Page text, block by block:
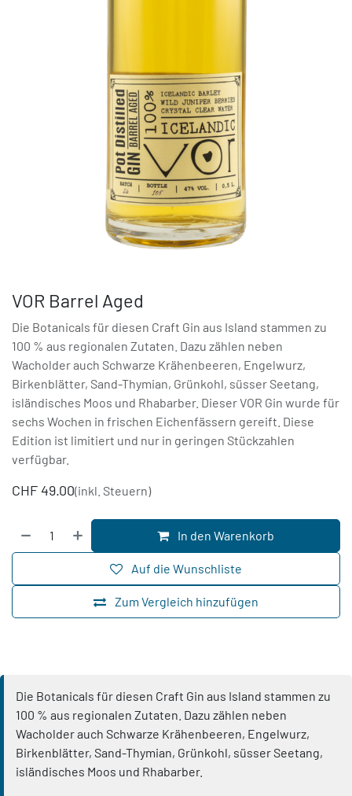
VOR Barrel Aged
Die Botanicals für diesen Craft Gin aus Island stammen zu
100 % aus regionalen Zutaten. Dazu zählen neben
Wacholder auch Schwarze Krähenbeeren, Engelwurz,
Birkenblätter, Sand-Thymian, Grünkohl, süsser Seetang,
isländisches Moos und Rhabarber. Dieser VOR Gin wurde für
sechs Wochen in frischen Eichenfässern gereift. Diese
Edition ist limitiert und nur in geringen Stückzahlen
verfügbar.
CHF 49.00(inkl. Steuern)
In den Warenkorb
Zum Vergleich hinzufügen
Auf die Wunschliste
Die Botanicals für diesen Craft Gin aus Island stammen zu
100 % aus regionalen Zutaten. Dazu zählen neben
Wacholder auch Schwarze Krähenbeeren, Engelwurz,
Birkenblätter, Sand-Thymian, Grünkohl, süsser Seetang,
isländisches Moos und Rhabarber.